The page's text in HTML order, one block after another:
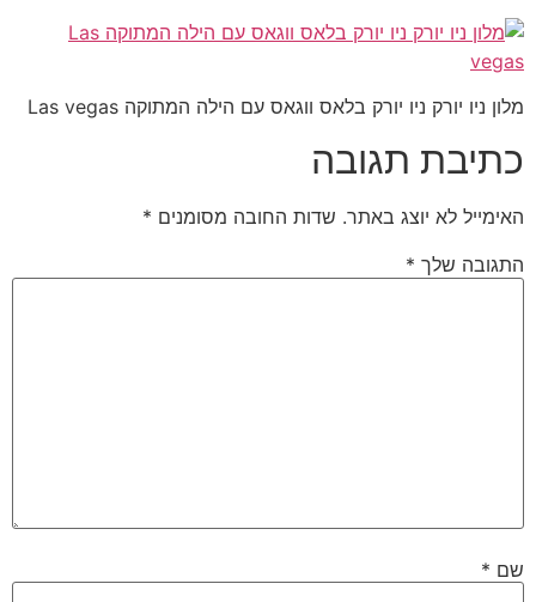
מלון ניו יורק ניו יורק בלאס ווגאס עם הילה המתוקה Las vegas
כתיבת תגובה
האימייל לא יוצג באתר. שדות החובה מסומנים *
התגובה שלך *
שם *